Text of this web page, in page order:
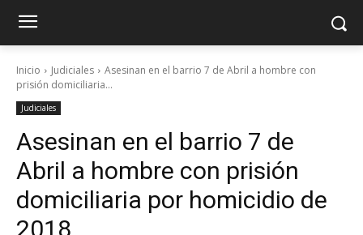
Inicio Judiciales
Asesinan en el barrio 7 de Abril a hombre con
prisión domiciliaria...
Judiciales
Asesinan en el barrio 7 de
Abril a hombre con prisión
domiciliaria por homicidio de
2018